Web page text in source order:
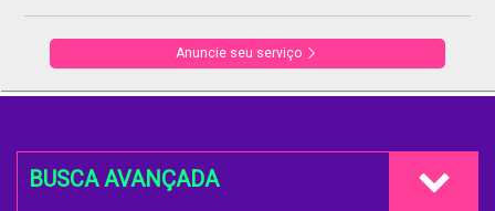
Anuncie seu serviço
BUSCA AVANÇADA